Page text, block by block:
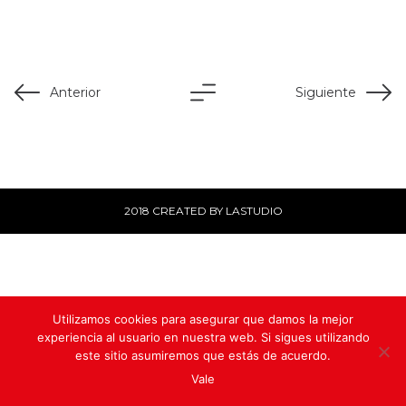
Anterior Siguiente
2018 CREATED BY LASTUDIO
Utilizamos cookies para asegurar que damos la mejor
experiencia al usuario en nuestra web. Si sigues utilizando
este sitio asumiremos que estás de acuerdo.
Vale